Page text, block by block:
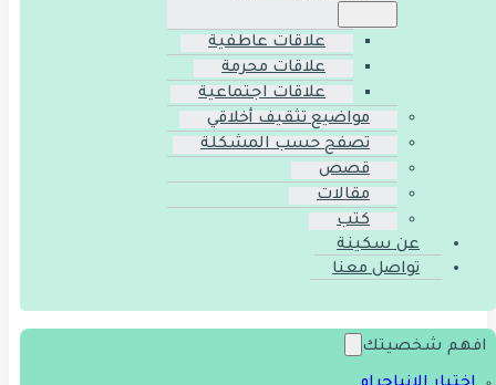
علاقات عاطفية
علاقات محرمة
علاقات اجتماعية
مواضيع تثقيف أخلاقي
تصفح حسب المشكلة
قصص
مقالات
كتب
عن سكينة
تواصل معنا
افهم شخصيتك